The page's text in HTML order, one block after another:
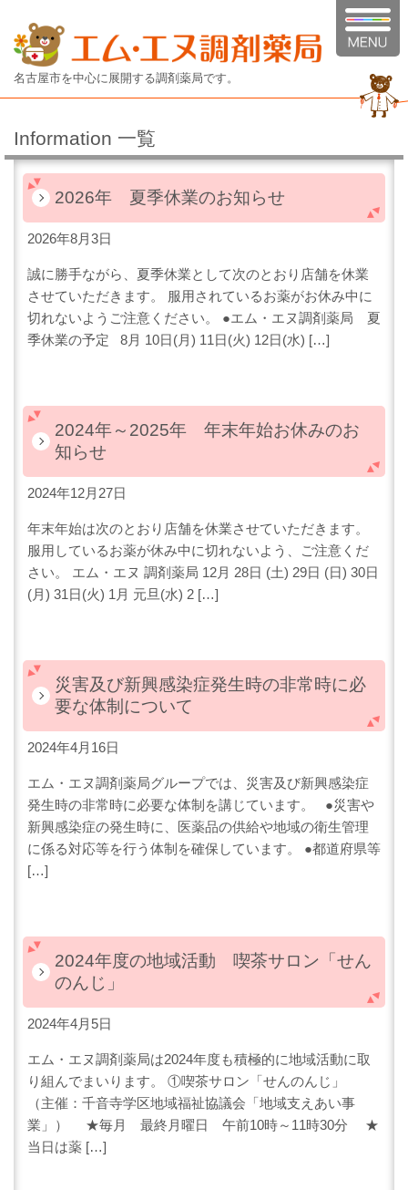
名古屋市を中心に展開する調剤薬局です。
Information 一覧
2026年 夏季休業のお知らせ
2026年8月3日
誠に勝手ながら、夏季休業として次のとおり店舗を休業
させていただきます。 服用されているお薬がお休み中に
切れないようご注意ください。 ●エム・エヌ調剤薬局 夏
季休業の予定 8月 10日(月) 11日(火) 12日(水) […]
2024年～2025年 年末年始お休みのお
知らせ
2024年12月27日
年末年始は次のとおり店舗を休業させていただきます。
服用しているお薬が休み中に切れないよう、ご注意くだ
さい。 エム・エヌ 調剤薬局 12月 28日 (土) 29日 (日) 30日
(月) 31日(火) 1月 元旦(水) 2 […]
災害及び新興感染症発生時の非常時に必
要な体制について
2024年4月16日
エム・エヌ調剤薬局グループでは、災害及び新興感染症
発生時の非常時に必要な体制を講じています。 ●災害や
新興感染症の発生時に、医薬品の供給や地域の衛生管理
に係る対応等を行う体制を確保しています。 ●都道府県等
[…]
2024年度の地域活動 喫茶サロン「せん
のんじ」
2024年4月5日
エム・エヌ調剤薬局は2024年度も積極的に地域活動に取
り組んでまいります。 ①喫茶サロン「せんのんじ」
（主催：千音寺学区地域福祉協議会「地域支えあい事
業」） ★毎月 最終月曜日 午前10時～11時30分 ★
当日は薬 […]